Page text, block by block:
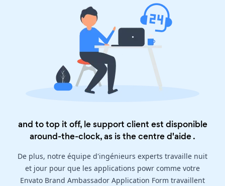
and to top it off, le support client est disponible
around-the-clock, as is thecentre d'aide.
De plus, notre équipe d'ingénieurs experts travaille nuit
et jour pour que les applications powr comme votre
Envato Brand Ambassador Application Form travaillent